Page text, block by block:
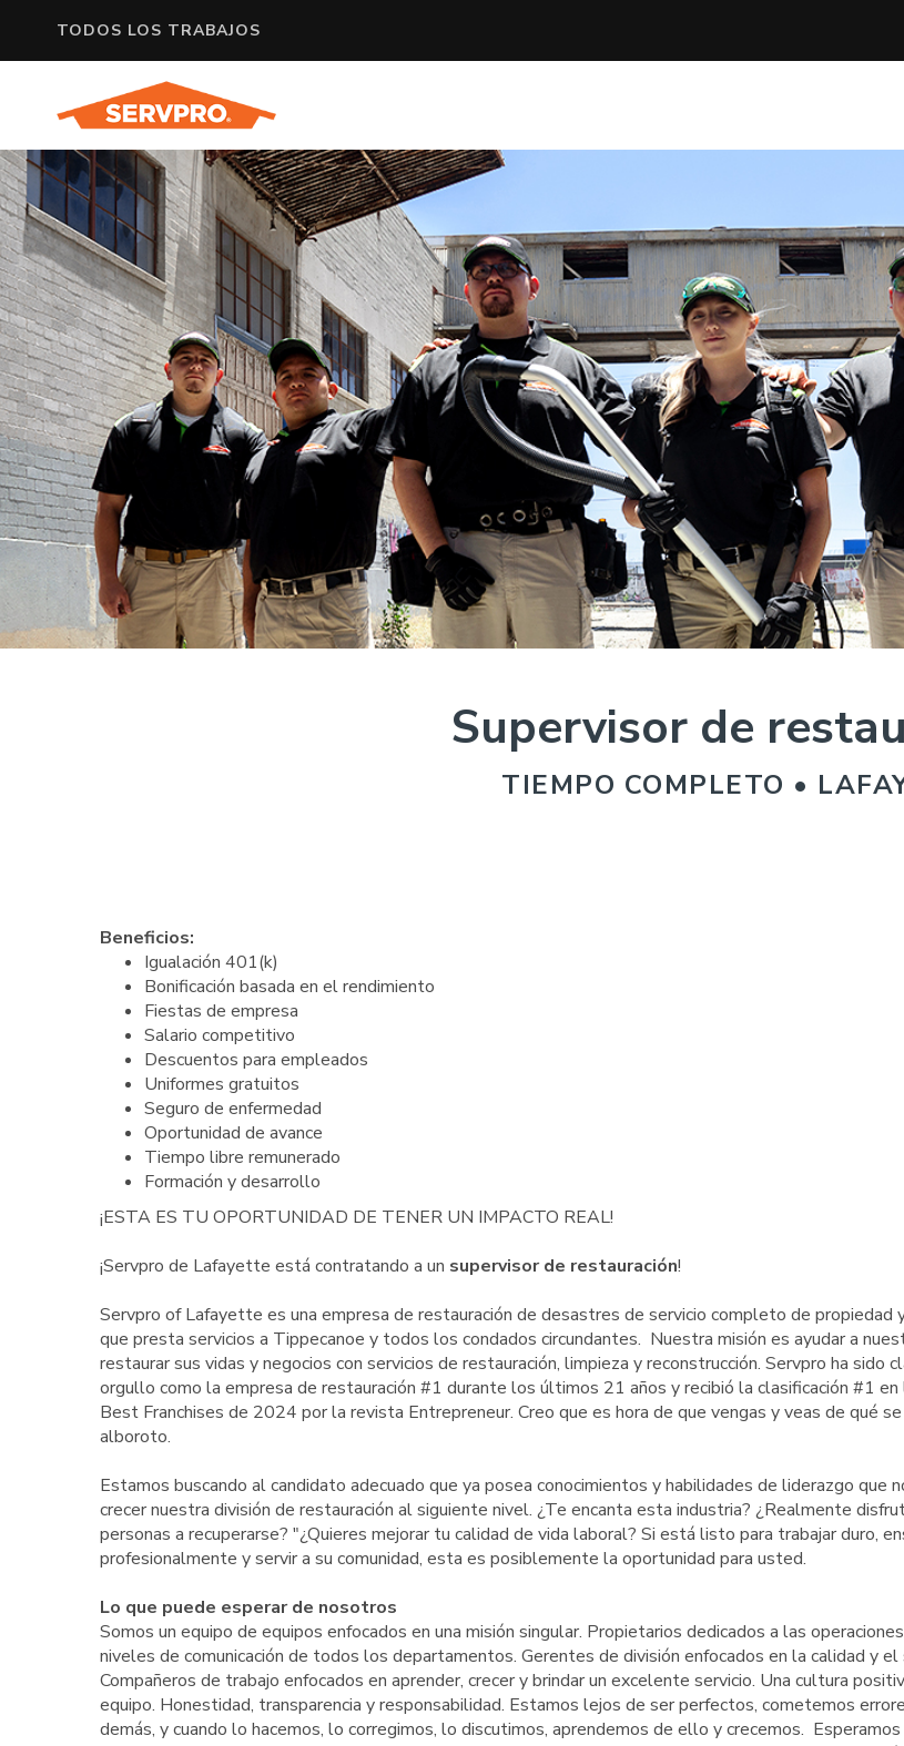
TODOS LOS TRABAJOS
Supervisor de
TIEMPO COMPLETO •
Beneficios:
Igualación 401(k)
Bonificación basada en el rendimiento
Fiestas de empresa
Salario competitivo
Descuentos para empleados
Uniformes gratuitos
Seguro de enfermedad
Oportunidad de avance
Tiempo libre remunerado
Formación y desarrollo
¡ESTA ES TU OPORTUNIDAD DE TENER UN IMPACTO REAL!
¡Servpro de Lafayette está contratando a un supervisor de restauración!
Servpro of Lafayette es una empresa de restauración de desastres de servicio completo de propiedad
que presta servicios a Tippecanoe y todos los condados circundantes. Nuestra misión es ayudar a
restaurar sus vidas y negocios con servicios de restauración, limpieza y reconstrucción. Servpro ha sido
orgullo como la empresa de restauración #1 durante los últimos 21 años y recibió la clasificación #1
Best Franchises de 2024 por la revista Entrepreneur. Creo que es hora de que vengas y veas de qué
alboroto.
Estamos buscando al candidato adecuado que ya posea conocimientos y habilidades de liderazgo que
crecer nuestra división de restauración al siguiente nivel. ¿Te encanta esta industria? ¿Realmente
personas a recuperarse? "¿Quieres mejorar tu calidad de vida laboral? Si está listo para trabajar duro,
profesionalmente y servir a su comunidad, esta es posiblemente la oportunidad para usted.
Lo que puede esperar de nosotros
Somos un equipo de equipos enfocados en una misión singular. Propietarios dedicados a las
niveles de comunicación de todos los departamentos. Gerentes de división enfocados en la calidad y
Compañeros de trabajo enfocados en aprender, crecer y brindar un excelente servicio. Una cultura
equipo. Honestidad, transparencia y responsabilidad. Estamos lejos de ser perfectos, cometemos
demás, y cuando lo hacemos, lo corregimos, lo discutimos, aprendemos de ello y crecemos.